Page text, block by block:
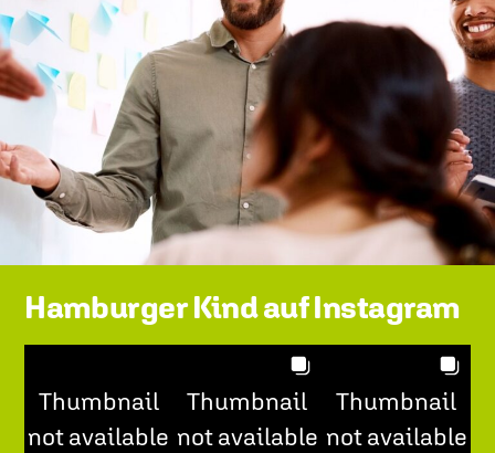
Hamburger Kind auf Instagram
Thumbnail
not available
Thumbnail
not available
Thumbnail
not available